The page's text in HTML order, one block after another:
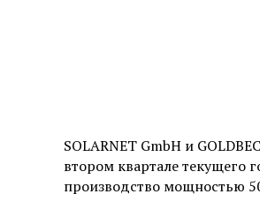
SOLARNET GmbH и
втором квартале текущего
производство мощностью